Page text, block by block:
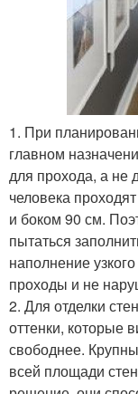
1. При
главном
для прохода, а не
человека
и боком 90 см.
пытаться
наполнение
проходы и не
2. Для отделки
оттенки, которые
свободнее.
всей площади